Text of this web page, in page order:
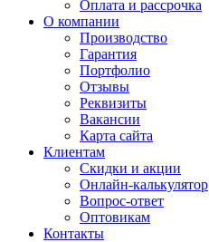
Оплата и рассрочка
О компании
Производство
Гарантия
Портфолио
Отзывы
Реквизиты
Вакансии
Карта сайта
Клиентам
Скидки и акции
Онлайн-калькулятор
Вопрос-ответ
Оптовикам
Контакты